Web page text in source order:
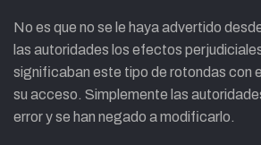
No es que no se le haya advertido
las autoridades los efectos
significaban este tipo de rotondas con
su acceso. Simplemente las
error y se han negado a modificarlo.